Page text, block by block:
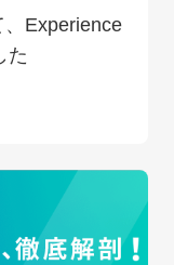
、Experience
た